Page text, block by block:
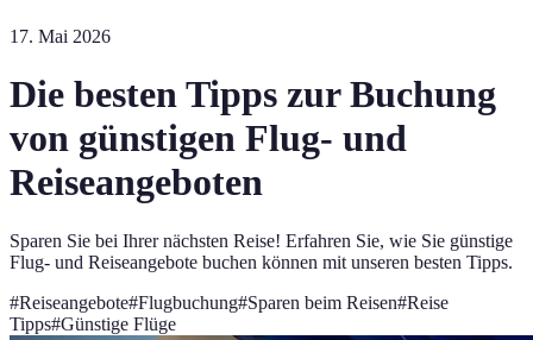
17. Mai 2026
Die besten Tipps zur Buchung
von günstigen Flug- und
Reiseangeboten
Sparen Sie bei Ihrer nächsten Reise! Erfahren Sie, wie Sie günstige
Flug- und Reiseangebote buchen können mit unseren besten Tipps.
#Reiseangebote#Flugbuchung#Sparen beim Reisen#Reise
Tipps#Günstige Flüge